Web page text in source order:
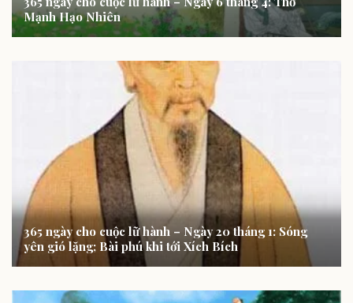
Mạnh Hạo Nhiên
365 ngày cho cuộc lữ hành – Ngày 20 tháng 1: Sóng
yên gió lặng; Bài phú khi tới Xích Bích